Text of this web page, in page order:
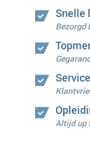
Snelle
Bezorgd
Altijd up